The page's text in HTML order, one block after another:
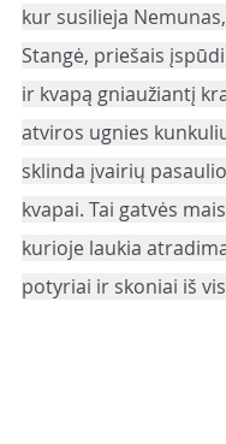
kur susilieja
Stangė, priešais
ir kvapą gniaužiantį
atviros ugnies
sklinda įvairių
kvapai. Tai gatvės
kurioje laukia
potyriai ir skoniai iš